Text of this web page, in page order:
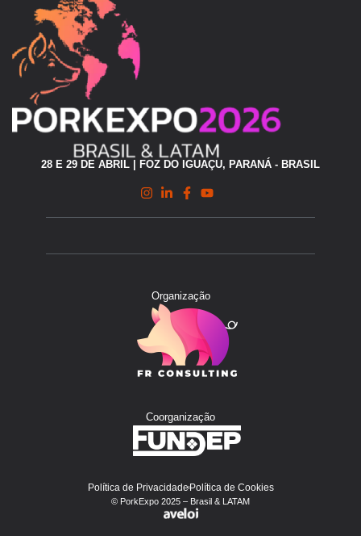
28 E 29 DE ABRIL | FOZ DO IGUAÇU, PARANÁ - BRASIL
Organização
Coorganização
Política de PrivacidadePolítica de Cookies
© PorkExpo 2025 – Brasil & LATAM